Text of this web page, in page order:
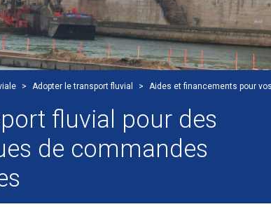
> Adopter le transport fluvial >
Aides et financements pour
fluvial pour des
de commandes